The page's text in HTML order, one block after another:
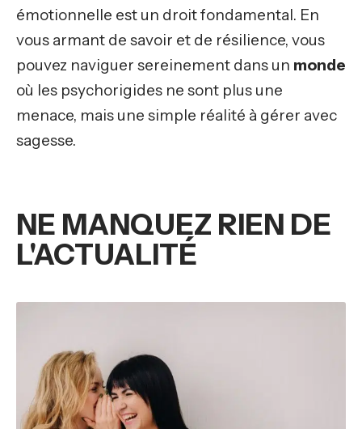
émotionnelle est un droit fondamental. En
vous armant de savoir et de résilience, vous
pouvez naviguer sereinement dans un monde
où les psychorigides ne sont plus une
menace, mais une simple réalité à gérer avec
sagesse.
NE MANQUEZ RIEN DE
L'ACTUALITÉ